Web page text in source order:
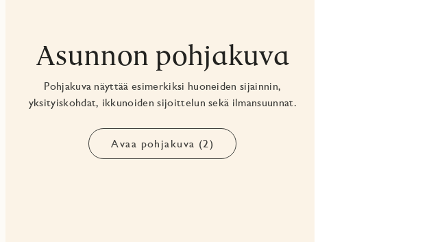
Asunnon pohjakuva
Pohjakuva näyttää esimerkiksi huoneiden sijainnin,
yksityiskohdat, ikkunoiden sijoittelun sekä ilmansuunnat.
Avaa pohjakuva (2)